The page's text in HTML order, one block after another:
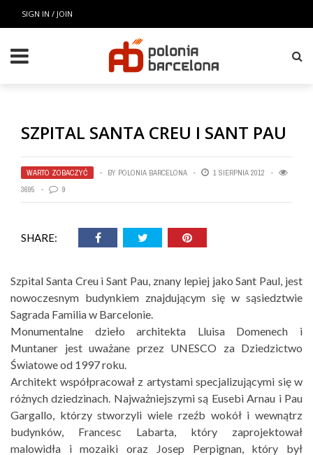
SIGN IN / JOIN
SZPITAL SANTA CREU I SANT PAU
WARTO ZOBACZYĆ BY POLONIA BARCELONA
1 SIERPNIA 2012
3695
9
SHARE:
Szpital Santa Creu i Sant Pau, znany lepiej jako Sant Paul, jest
nowoczesnym budynkiem znajdującym się w sąsiedztwie
Sagrada Familia w Barcelonie.
Monumentalne dzieło architekta Lluisa Domenech i
Muntaner jest uważane przez UNESCO za Dziedzictwo
Światowe od 1997 roku.
Architekt współpracował z artystami specjalizującymi się w
różnych dziedzinach. Najważniejszymi są Eusebi Arnau i Pau
Gargallo, którzy stworzyli wiele rzeźb wokół i wewnątrz
budynków, Francesc Labarta, który zaprojektował
malowidła i mozaiki oraz Josep Perpignan, który był